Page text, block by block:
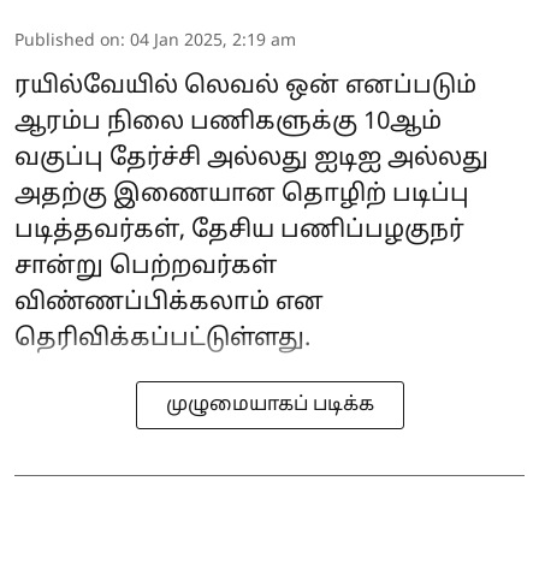
Published on: 04 Jan 2025, 2:19 am
ரயில்வேயில் லெவல் ஒன் எனப்படும்
ஆரம்ப நிலை பணிகளுக்கு 10ஆம்
வகுப்பு தேர்ச்சி அல்லது ஐடிஐ அல்லது
அதற்கு இணையான தொழிற் படிப்பு
படித்தவர்கள், தேசிய பணிப்பழகுநர்
சான்று பெற்றவர்கள்
விண்ணப்பிக்கலாம் என
தெரிவிக்கப்பட்டுள்ளது.
முழுமையாகப் படிக்க